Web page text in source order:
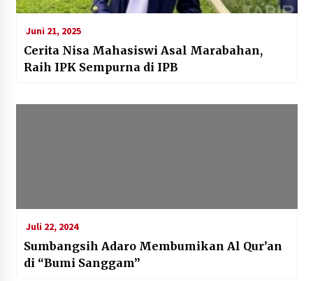
Juni 21, 2025
Cerita Nisa Mahasiswi Asal Marabahan,
Raih IPK Sempurna di IPB
Juli 22, 2024
Sumbangsih Adaro Membumikan Al Qur’an
di “Bumi Sanggam”